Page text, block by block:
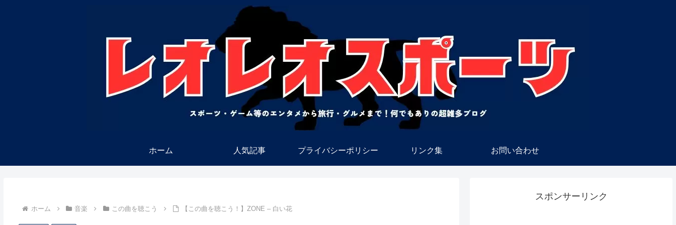
ホーム 人気記事 プライバシーポリシー リンク集 お問い合わせ
ホーム 音楽 この曲を聴こう 【この曲を聴こう！】ZONE – 白い花
スポンサーリンク